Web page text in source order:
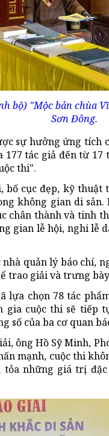
bộ) "Mộc bản chùa
Sơn Đông.
sự hưởng ứng
tác giả đến từ
thi".
cục đẹp, kỹ
không gian di
chân thành và tinh
gian lễ hội, nghi lễ
quản lý báo chí,
trao giải và trưng
lựa chọn 78 tác
cuộc thi sẽ tiếp
của ba cơ quan
ông Hồ Sỹ Minh,
mạnh, cuộc thi
những giá trị